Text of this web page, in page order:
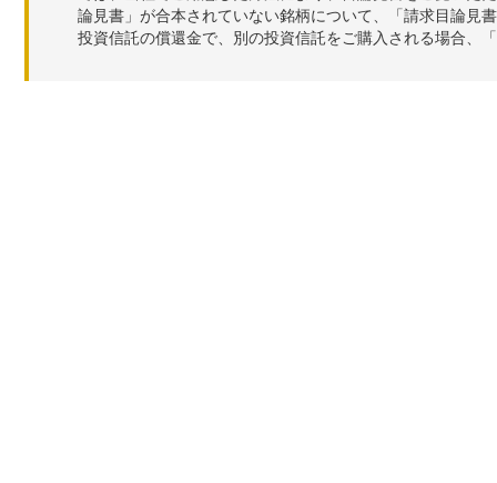
論見書」が合本されていない銘柄について、「請求目論見
投資信託の償還金で、別の投資信託をご購入される場合、